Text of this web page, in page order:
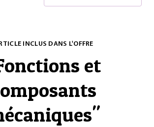
INCLUS DANS L'OFFRE
et
"